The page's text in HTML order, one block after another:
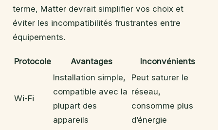
terme, Matter devrait simplifier vos choix et
éviter les incompatibilités frustrantes entre
équipements.
Protocole Avantages Inconvénients
Wi-Fi
Installation simple,
compatible avec la
plupart des
appareils
Peut saturer le
réseau,
consomme plus
d’énergie